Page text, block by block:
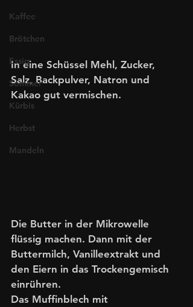
Kaffee
Brötchen
Essig
Sommer
Kürbis
Herbst
Mandeln
In eine Schüssel Mehl, Zucker,
Salz, Backpulver, Natron und
Kakao gut vermischen.
Die Butter in der Mikrowelle
flüssig machen. Dann mit der
Buttermilch, Vanilleextrakt und
den Eiern in das Trockengemisch
einrühren.
Das Muffinblech mit